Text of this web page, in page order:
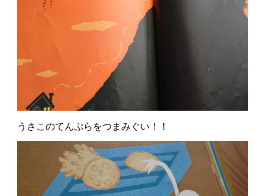
うさこのてんぷらをつまみぐい！！